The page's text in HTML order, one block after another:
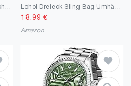
18.99 €
Amazon